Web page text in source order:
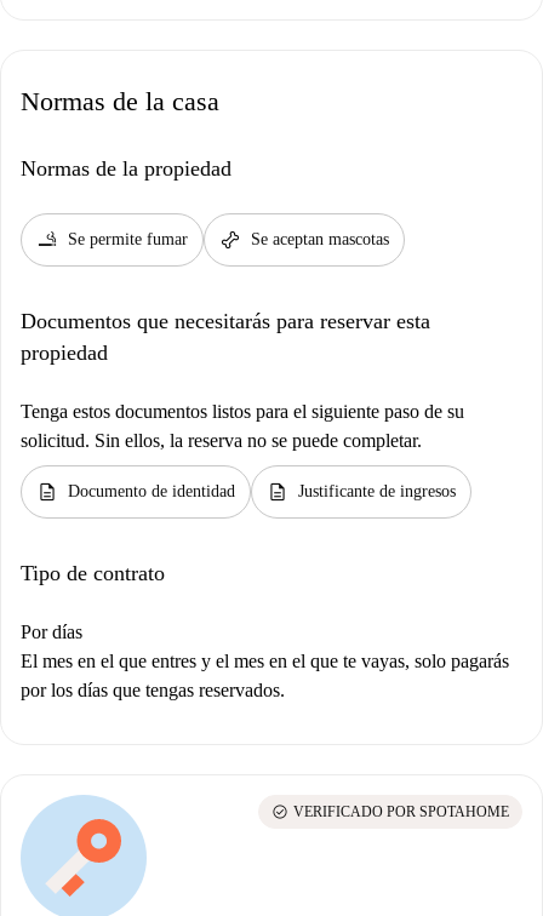
Normas de la casa
Normas de la propiedad
smoking_rooms Se permite fumar pet_supplies Se aceptan mascotas
Documentos que necesitarás para reservar esta
propiedad
Tenga estos documentos listos para el siguiente paso de su
solicitud. Sin ellos, la reserva no se puede completar.
description Documento de identidad description Justificante de ingresos
Tipo de contrato
Por días
El mes en el que entres y el mes en el que te vayas, solo pagarás
por los días que tengas reservados.
check_circle VERIFICADO POR SPOTAHOME